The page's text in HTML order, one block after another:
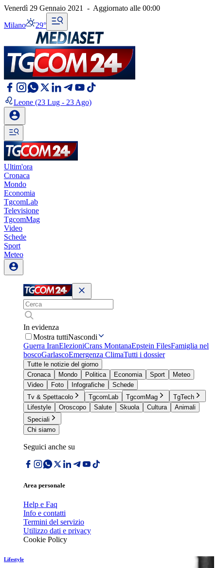
Venerdì 29 Gennaio 2021 - Aggiornato alle 00:00
Milano 29°
Leone (23 Lug - 23 Ago)
Ultim'ora
Cronaca
Mondo
Economia
TgcomLab
Televisione
TgcomMag
Video
Schede
Sport
Meteo
In evidenza
Mostra tuttiNascondi
Guerra IranElezioniCrans MontanaEpstein FilesFamiglia nel
boscoGarlascoEmergenza ClimaTutti i dossier
Tutte le notizie del giorno
Cronaca
Mondo Politica Economia Sport
Meteo
Video
Foto Infografiche
Schede
Tv & Spettacolo
TgcomLab TgcomMag
TgTech
Lifestyle
Oroscopo Salute Skuola Cultura
Animali
Speciali
Chi siamo
Seguici anche su
Area personale
Help e Faq
Info e contatti
Termini del servizio
Utilizzo dati e privacy
Cookie Policy
Lifestyle